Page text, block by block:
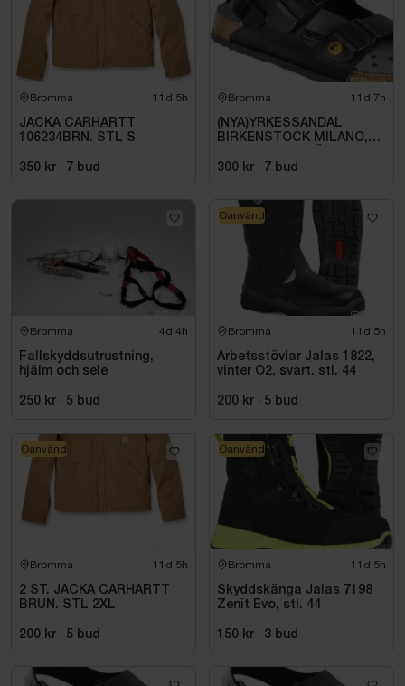
Bromma 11d 5h
JACKA CARHARTT
106234BRN. STL S
350 kr · 7 bud
Bromma 11d 7h
(NYA)YRKESSANDAL
BIRKENSTOCK MILANO,
SVART. STL 42
300 kr · 7 bud
Bromma 4d 4h
Fallskyddsutrustning,
hjälm och sele
250 kr · 5 bud
Bromma 11d 5h
Arbetsstövlar Jalas 1822,
vinter O2, svart. stl. 44
200 kr · 5 bud
Oanvänd
Bromma 11d 5h
2 ST. JACKA CARHARTT
BRUN. STL 2XL
200 kr · 5 bud
Oanvänd
Bromma 11d 5h
Skyddskänga Jalas 7198
Zenit Evo, stl. 44
150 kr · 3 bud
Oanvänd